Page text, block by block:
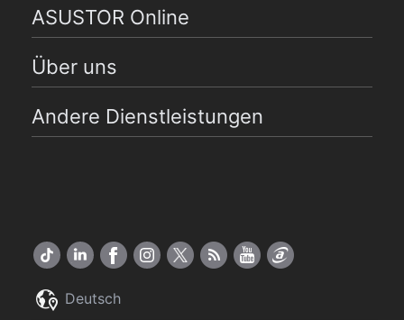
ASUSTOR Online
Über uns
Andere Dienstleistungen
Deutsch